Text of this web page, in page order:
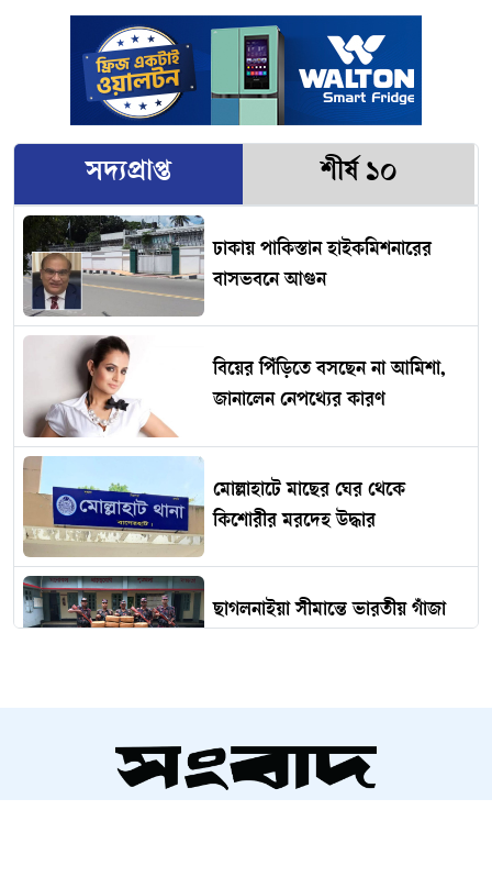
সদ্যপ্রাপ্ত শীর্ষ ১০
ঢাকায় পাকিস্তান হাইকমিশনারের
বাসভবনে আগুন
বিয়ের পিঁড়িতে বসছেন না আমিশা,
জানালেন নেপথ্যের কারণ
মোল্লাহাটে মাছের ঘের থেকে
কিশোরীর মরদেহ উদ্ধার
ছাগলনাইয়া সীমান্তে ভারতীয় গাঁজা
ট্রাম্প?